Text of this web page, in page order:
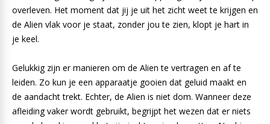
overleven. Het moment dat jij je uit het zicht weet te krijgen en
de Alien vlak voor je staat, zonder jou te zien, klopt je hart in
je keel.
Gelukkig zijn er manieren om de Alien te vertragen en af te
leiden. Zo kun je een apparaatje gooien dat geluid maakt en
de aandacht trekt. Echter, de Alien is niet dom. Wanneer deze
afleiding vaker wordt gebruikt, begrijpt het wezen dat er niets